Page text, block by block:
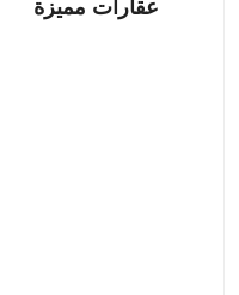
عقارات مميزة